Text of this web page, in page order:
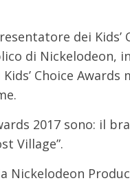
dei Kids’
di Nickelodeon,
Choice Awards
2017 sono: il
Village”.
Nickelodeon